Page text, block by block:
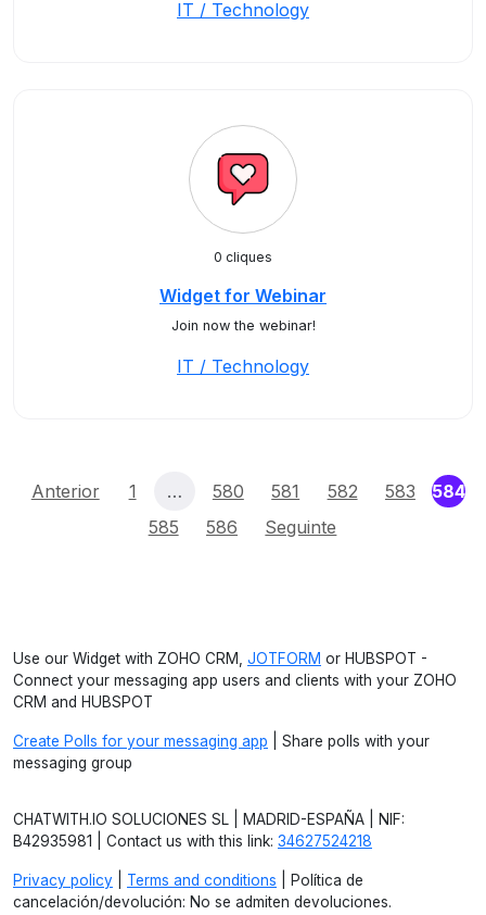
IT / Technology
0 cliques
Widget for Webinar
Join now the webinar!
IT / Technology
Anterior 1 … 580 581 582 583 584
585
586 Seguinte
Use our Widget with ZOHO CRM, JOTFORM or HUBSPOT -
Connect your messaging app users and clients with your ZOHO
CRM and HUBSPOT
Create Polls for your messaging app | Share polls with your
messaging group
CHATWITH.IO SOLUCIONES SL | MADRID-ESPAÑA | NIF:
B42935981 | Contact us with this link: 34627524218
Privacy policy Terms and conditions | Política de
cancelación/devolución: No se admiten devoluciones.